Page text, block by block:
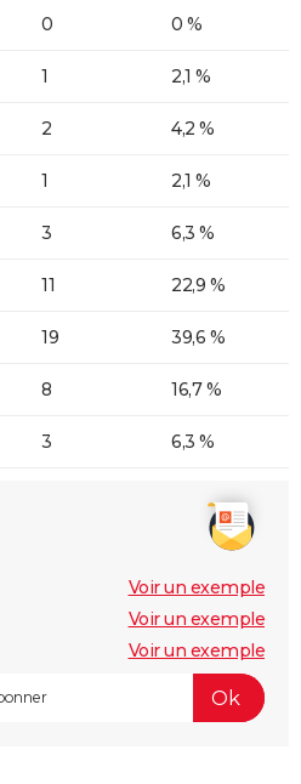
0 0 %
1 2,1 %
2 4,2 %
1 2,1 %
3 6,3 %
11 22,9 %
19 39,6 %
8 16,7 %
3 6,3 %
Voir un exemple
Voir un exemple
Voir un exemple